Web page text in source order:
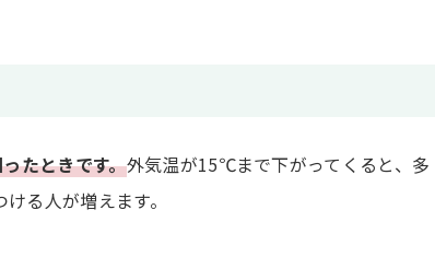
たときです。外気温が15℃まで下がってくると、多
る人が増えます。